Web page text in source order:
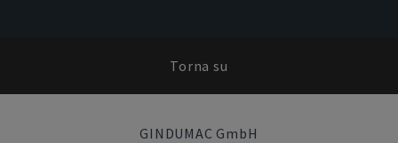
Torna su
GINDUMAC GmbH